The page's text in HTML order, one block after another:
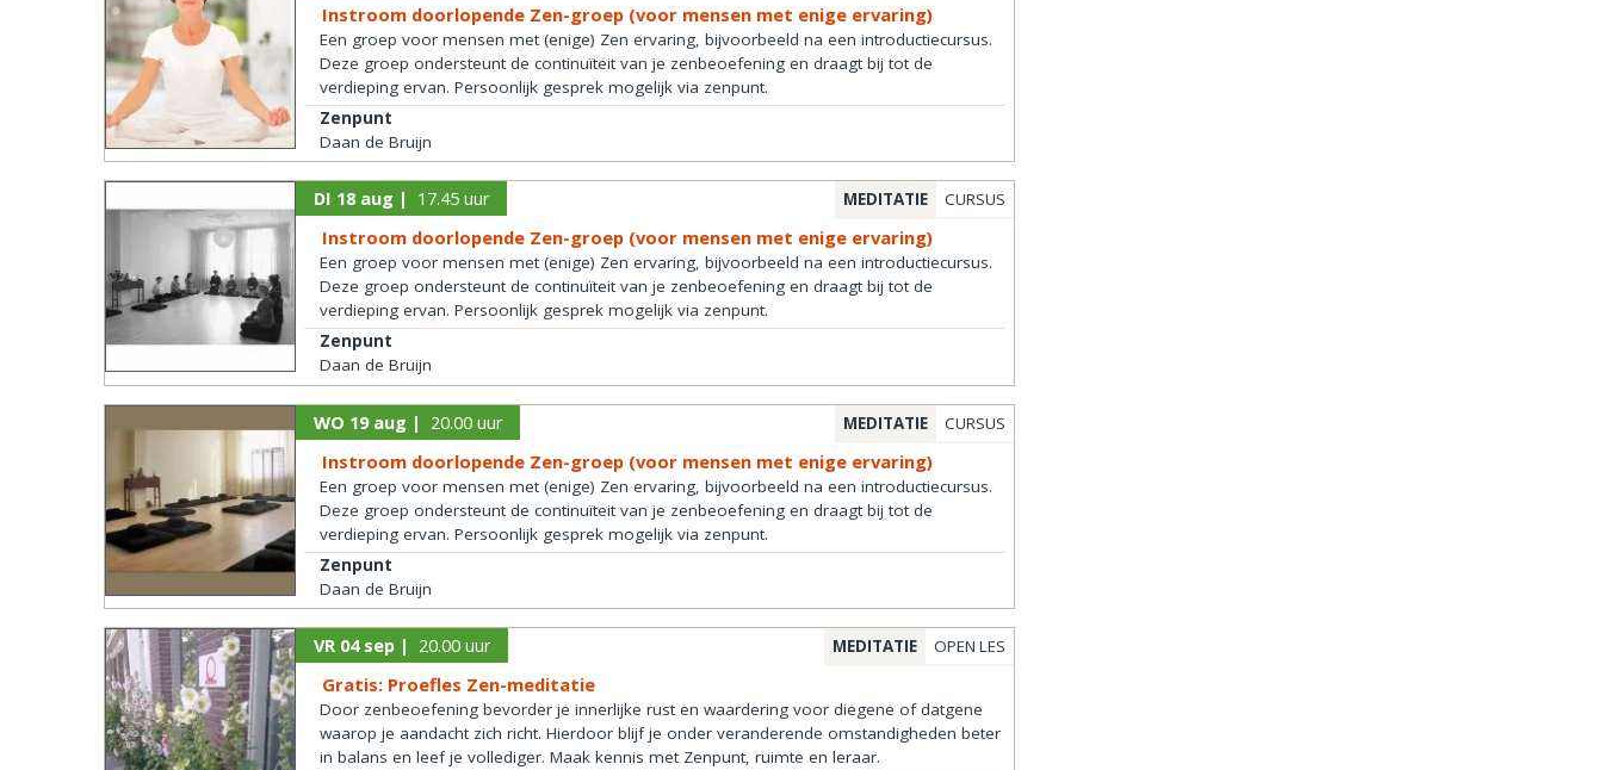
Instroom doorlopende Zen-groep (voor mensen met enige ervaring)
Een groep voor mensen met (enige) Zen ervaring, bijvoorbeeld na een introductiecursus.
Deze groep ondersteunt de continuïteit van je zenbeoefening en draagt bij tot de
verdieping ervan. Persoonlijk gesprek mogelijk via zenpunt.
Zenpunt
Daan de Bruijn
DI 18 aug | 17.45 uur CURSUS
MEDITATIE
Instroom doorlopende Zen-groep (voor mensen met enige ervaring)
Een groep voor mensen met (enige) Zen ervaring, bijvoorbeeld na een introductiecursus.
Deze groep ondersteunt de continuïteit van je zenbeoefening en draagt bij tot de
verdieping ervan. Persoonlijk gesprek mogelijk via zenpunt.
Zenpunt
Daan de Bruijn
WO 19 aug | 20.00 uur CURSUS
MEDITATIE
Instroom doorlopende Zen-groep (voor mensen met enige ervaring)
Een groep voor mensen met (enige) Zen ervaring, bijvoorbeeld na een introductiecursus.
Deze groep ondersteunt de continuïteit van je zenbeoefening en draagt bij tot de
verdieping ervan. Persoonlijk gesprek mogelijk via zenpunt.
Zenpunt
Daan de Bruijn
VR 04 sep | 20.00 uur OPEN LES
MEDITATIE
Gratis: Proefles Zen-meditatie
Door zenbeoefening bevorder je innerlijke rust en waardering voor diegene of datgene
waarop je aandacht zich richt. Hierdoor blijf je onder veranderende omstandigheden beter
in balans en leef je vollediger. Maak kennis met Zenpunt, ruimte en leraar.